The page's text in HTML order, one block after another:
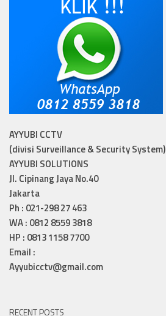
AYYUBI CCTV
(divisi Surveillance & Security System)
AYYUBI SOLUTIONS
Jl. Cipinang Jaya No.40
Jakarta
Ph : 021-298 27 463
WA : 0812 8559 3818
HP : 0813 1158 7700
Email :
Ayyubicctv@gmail.com
RECENT POSTS